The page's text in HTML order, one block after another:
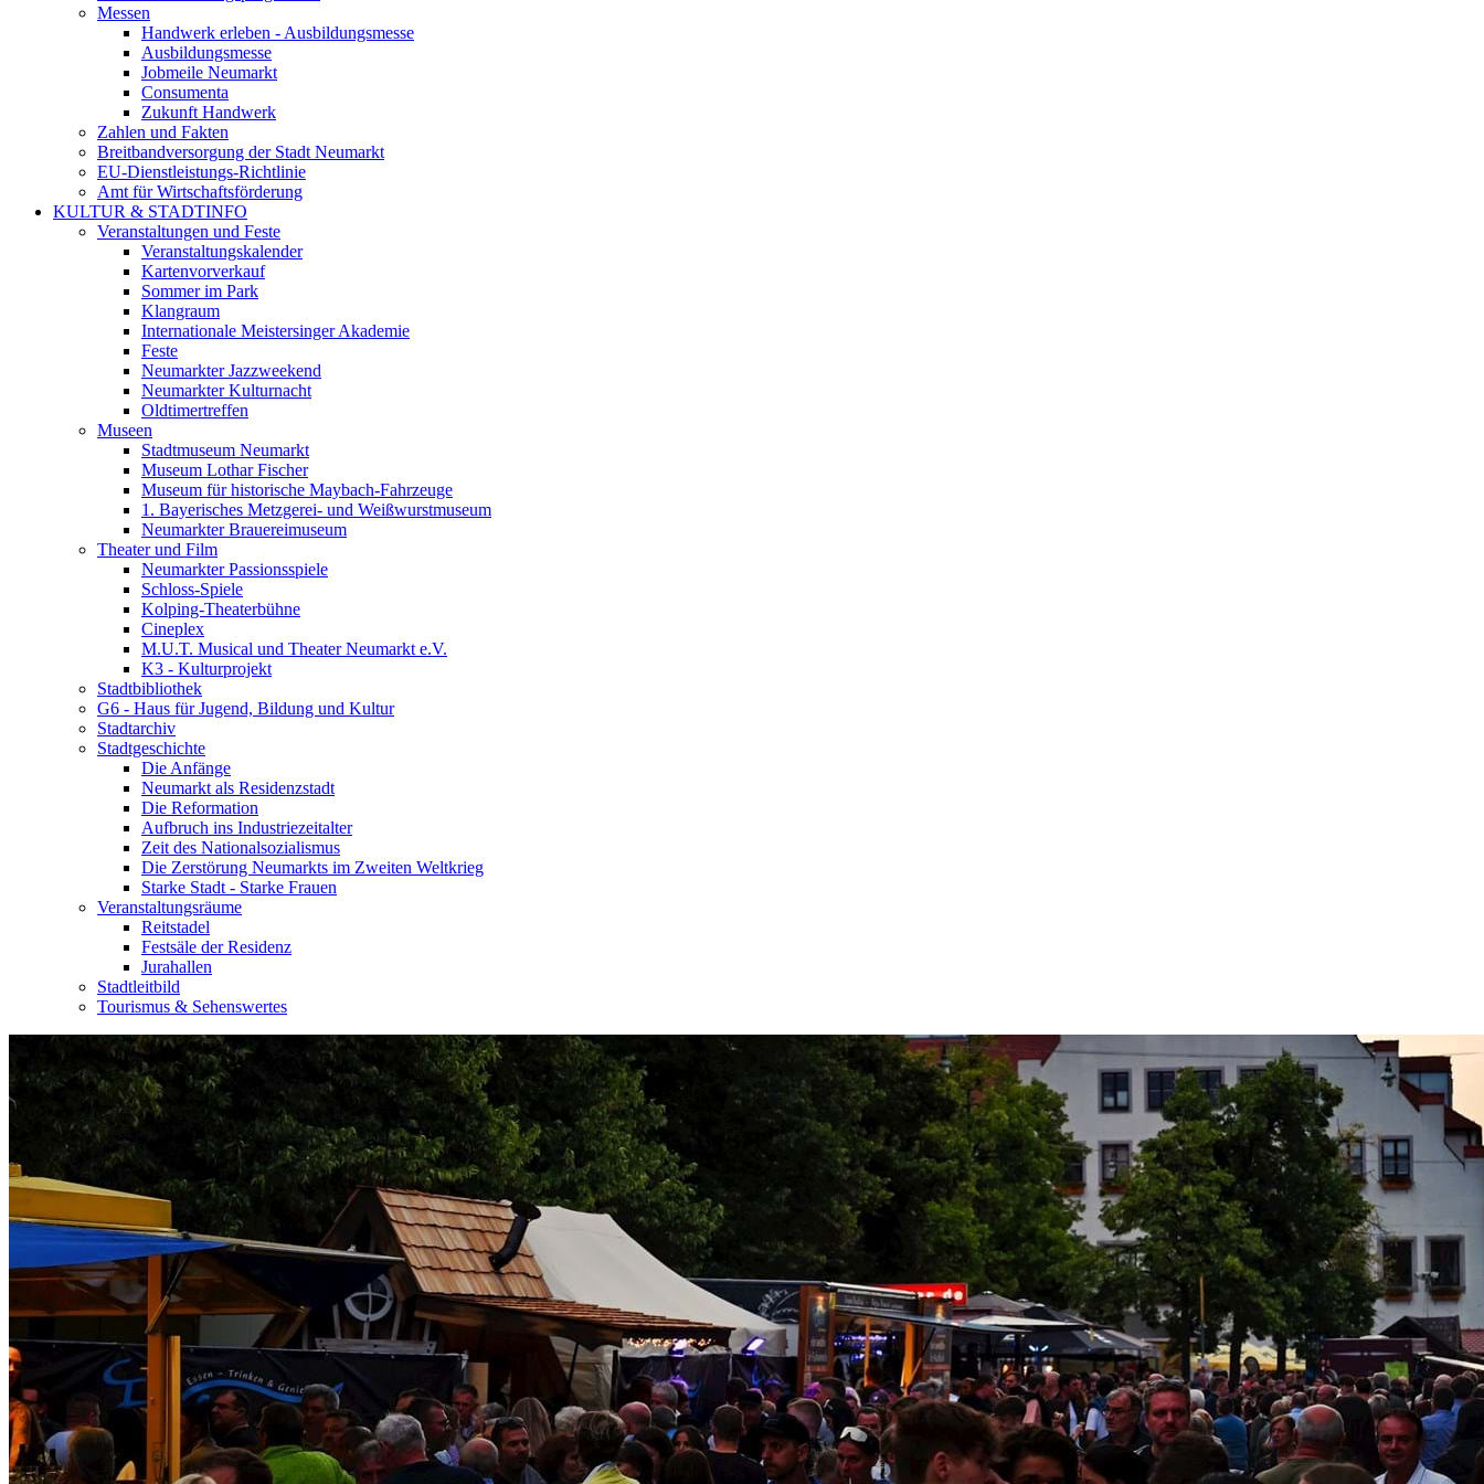
Messen
Handwerk erleben - Ausbildungsmesse
Ausbildungsmesse
Jobmeile Neumarkt
Consumenta
Zukunft Handwerk
Zahlen und Fakten
Breitbandversorgung der Stadt Neumarkt
EU-Dienstleistungs-Richtlinie
Amt für Wirtschaftsförderung
KULTUR & STADTINFO
Veranstaltungen und Feste
Veranstaltungskalender
Kartenvorverkauf
Sommer im Park
Klangraum
Internationale Meistersinger Akademie
Feste
Neumarkter Jazzweekend
Neumarkter Kulturnacht
Oldtimertreffen
Museen
Stadtmuseum Neumarkt
Museum Lothar Fischer
Museum für historische Maybach-Fahrzeuge
1. Bayerisches Metzgerei- und Weißwurstmuseum
Neumarkter Brauereimuseum
Theater und Film
Neumarkter Passionsspiele
Schloss-Spiele
Kolping-Theaterbühne
Cineplex
M.U.T. Musical und Theater Neumarkt e.V.
K3 - Kulturprojekt
Stadtbibliothek
G6 - Haus für Jugend, Bildung und Kultur
Stadtarchiv
Stadtgeschichte
Die Anfänge
Neumarkt als Residenzstadt
Die Reformation
Aufbruch ins Industriezeitalter
Zeit des Nationalsozialismus
Die Zerstörung Neumarkts im Zweiten Weltkrieg
Starke Stadt - Starke Frauen
Veranstaltungsräume
Reitstadel
Festsäle der Residenz
Jurahallen
Stadtleitbild
Tourismus & Sehenswertes